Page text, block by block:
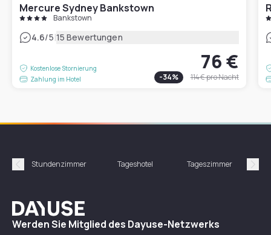
Mercure Sydney Bankstown
Bankstown
4.6/5|15 Bewertungen
Kostenlose Stornierung
Zahlung im Hotel
76 €
-34% 114 €pro Nacht
Précédent
Stundenzimmer Tageshotel Tageszimmer
Dayuse
Werden Sie Mitglied des Dayuse-Netzwerks